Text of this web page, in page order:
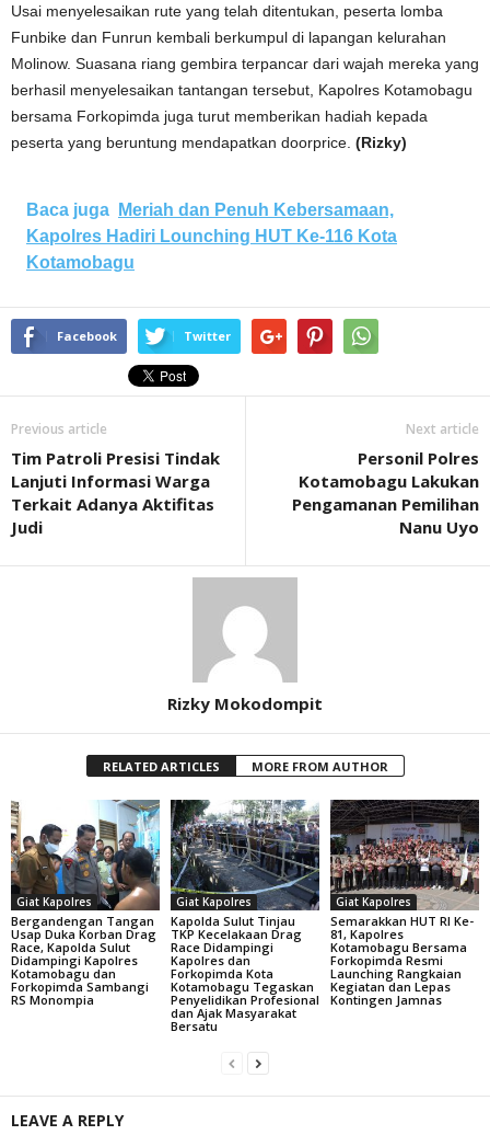
Usai menyelesaikan rute yang telah ditentukan, peserta lomba
Funbike dan Funrun kembali berkumpul di lapangan kelurahan
Molinow. Suasana riang gembira terpancar dari wajah mereka yang
berhasil menyelesaikan tantangan tersebut, Kapolres Kotamobagu
bersama Forkopimda juga turut memberikan hadiah kepada
peserta yang beruntung mendapatkan doorprice. (Rizky)
Baca juga
Meriah dan Penuh Kebersamaan,
Kapolres Hadiri Lounching HUT Ke-116 Kota
Kotamobagu
Facebook Twitter
Previous article
Tim Patroli Presisi Tindak
Lanjuti Informasi Warga
Terkait Adanya Aktifitas
Judi
Next article
Personil Polres
Kotamobagu Lakukan
Pengamanan Pemilihan
Nanu Uyo
Rizky Mokodompit
RELATED ARTICLES MORE FROM AUTHOR
Giat Kapolres
Bergandengan Tangan
Usap Duka Korban Drag
Race, Kapolda Sulut
Didampingi Kapolres
Kotamobagu dan
Forkopimda Sambangi
RS Monompia
Giat Kapolres
Kapolda Sulut Tinjau
TKP Kecelakaan Drag
Race Didampingi
Kapolres dan
Forkopimda Kota
Kotamobagu Tegaskan
Penyelidikan Profesional
dan Ajak Masyarakat
Bersatu
Giat Kapolres
Semarakkan HUT RI Ke-
81, Kapolres
Kotamobagu Bersama
Forkopimda Resmi
Launching Rangkaian
Kegiatan dan Lepas
Kontingen Jamnas
LEAVE A REPLY